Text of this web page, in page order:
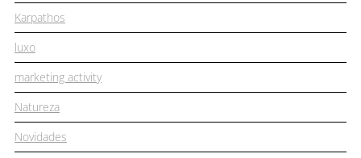
Karpathos
luxo
marketing activity
Natureza
Novidades